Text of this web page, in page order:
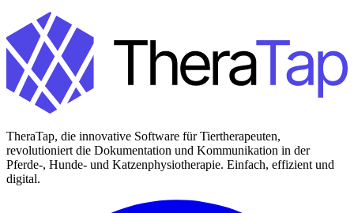
TheraTap, die innovative Software für Tiertherapeuten,
revolutioniert die Dokumentation und Kommunikation in der
Pferde-, Hunde- und Katzenphysiotherapie. Einfach, effizient und
digital.